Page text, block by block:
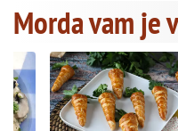
Morda vam je